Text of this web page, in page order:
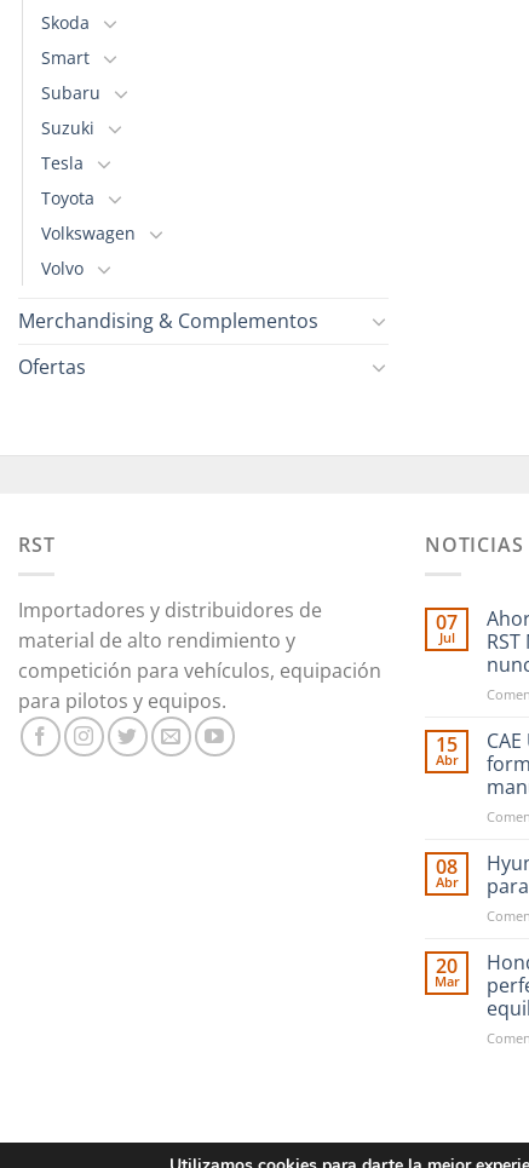
Skoda
Smart
Subaru
Suzuki
Tesla
Toyota
Volkswagen
Volvo
Merchandising & Complementos
Ofertas
RST
Importadores y distribuidores de
material de alto rendimiento y
competición para vehículos, equipación
para pilotos y equipos.
NOTICIAS
07
Jul
15
Abr
08
Abr
20
Mar